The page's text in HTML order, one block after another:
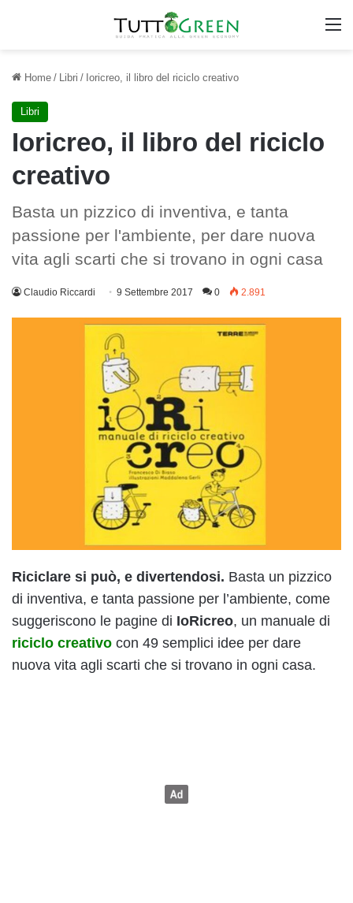
Home / Libri / Ioricreo, il libro del riciclo creativo
Libri
Ioricreo, il libro del riciclo
creativo
Basta un pizzico di inventiva, e tanta
passione per l'ambiente, per dare nuova
vita agli scarti che si trovano in ogni casa
Claudio Riccardi 9 Settembre 2017 0 2.891
Riciclare si può, e divertendosi. Basta un pizzico
di inventiva, e tanta passione per l’ambiente, come
suggeriscono le pagine di IoRicreo, un manuale di
riciclo creativo con 49 semplici idee per dare
nuova vita agli scarti che si trovano in ogni casa.